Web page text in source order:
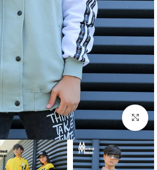
بزرگنمایی تصویر